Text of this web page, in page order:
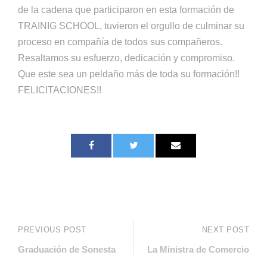
de la cadena que participaron en esta formación de
TRAINIG SCHOOL, tuvieron el orgullo de culminar su
proceso en compañía de todos sus compañeros.
Resaltamos su esfuerzo, dedicación y compromiso.
Que este sea un peldaño más de toda su formación!!
FELICITACIONES!!
PREVIOUS POST
Graduación de Sonesta
NEXT POST
La Ministra de Comercio